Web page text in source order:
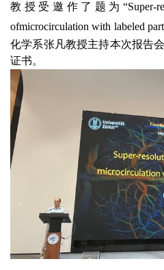
教授受邀作了题为“Super-
ofmicrocirculation with labeled
化学系张凡教授主持本次报告
证书。